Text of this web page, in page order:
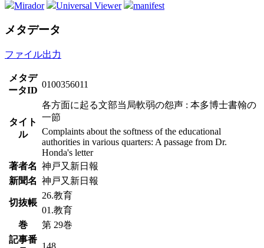
Mirador Universal Viewer manifest
メタデータ
ファイル出力
メタデ
ータID
0100356011
タイト
ル
各方面に起る文部当局軟弱の怨声 : 本多博士書翰の
一節
Complaints about the softness of the educational
authorities in various quarters: A passage from Dr.
Honda's letter
著者名 神戸又新日報
新聞名 神戸又新日報
切抜帳
26.教育
01.教育
巻
第 29巻
記事番
148